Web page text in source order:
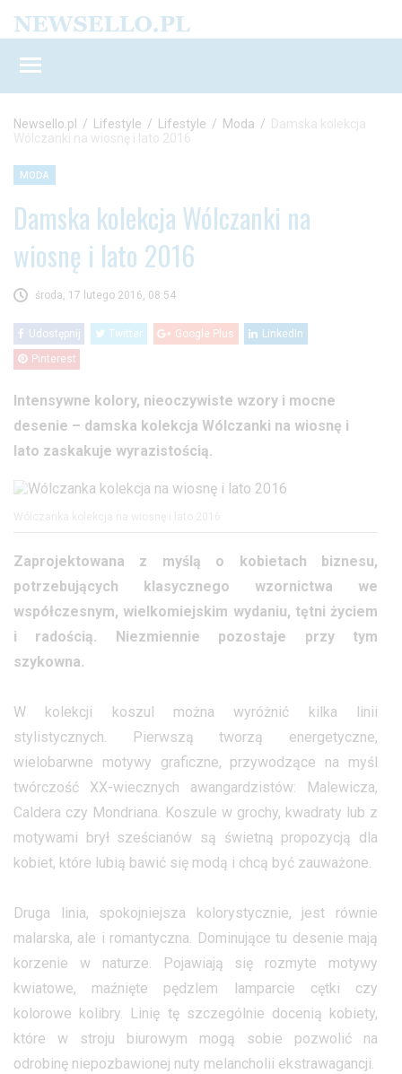
Newsello.pl / Lifestyle / Lifestyle / Moda / Damska kolekcja
Wólczanki na wiosnę i lato 2016
MODA
Damska kolekcja Wólczanki na
wiosnę i lato 2016
środa, 17 lutego 2016, 08:54
Udostępnij Twitter Google Plus LinkedIn
Pinterest
Intensywne kolory, nieoczywiste wzory i mocne
desenie – damska kolekcja Wólczanki na wiosnę i
lato zaskakuje wyrazistością.
Zaprojektowana z myślą o kobietach biznesu,
potrzebujących klasycznego wzornictwa we
współczesnym, wielkomiejskim wydaniu, tętni życiem
i radością. Niezmiennie pozostaje przy tym
szykowna.
W kolekcji koszul można wyróżnić kilka linii
stylistycznych. Pierwszą tworzą energetyczne,
wielobarwne motywy graficzne, przywodzące na myśl
twórczość XX-wiecznych awangardzistów: Malewicza,
Caldera czy Mondriana. Koszule w grochy, kwadraty lub z
motywami brył sześcianów są świetną propozycją dla
kobiet, które lubią bawić się modą i chcą być zauważone.
Druga linia, spokojniejsza kolorystycznie, jest równie
malarska, ale i romantyczna. Dominujące tu desenie mają
korzenie w naturze. Pojawiają się rozmyte motywy
kwiatowe, maźnięte pędzlem lamparcie cętki czy
kolorowe kolibry. Linię tę szczególnie docenią kobiety,
które w stroju biurowym mogą sobie pozwolić na
odrobinę niepozbawionej nuty melancholii ekstrawagancji.